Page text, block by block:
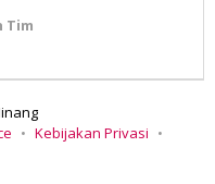
Tim
Kebijakan Privasi